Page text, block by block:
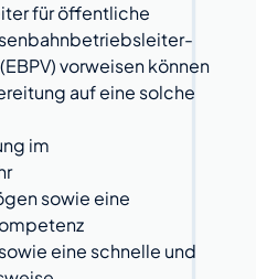
für öffentliche
vorweisen können
auf eine solche
im
sowie eine
eine schnelle und